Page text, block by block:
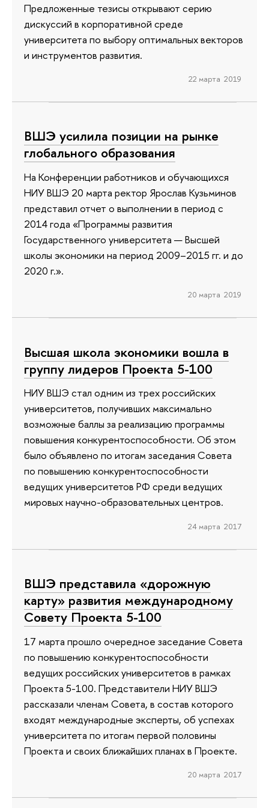
Предложенные тезисы открывают серию
дискуссий в корпоративной среде
университета по выбору оптимальных векторов
и инструментов развития.
22 марта 2019
ВШЭ усилила позиции на рынке
глобального образования
На Конференции работников и обучающихся
НИУ ВШЭ 20 марта ректор Ярослав Кузьминов
представил отчет о выполнении в период с
2014 года «Программы развития
Государственного университета — Высшей
школы экономики на период 2009–2015 гг. и до
2020 г.».
20 марта 2019
Высшая школа экономики вошла в
группу лидеров Проекта 5-100
НИУ ВШЭ стал одним из трех российских
университетов, получивших максимально
возможные баллы за реализацию программы
повышения конкурентоспособности. Об этом
было объявлено по итогам заседания Совета
по повышению конкурентоспособности
ведущих университетов РФ среди ведущих
мировых научно-образовательных центров.
24 марта 2017
ВШЭ представила «дорожную
карту» развития международному
Совету Проекта 5-100
17 марта прошло очередное заседание Совета
по повышению конкурентоспособности
ведущих российских университетов в рамках
Проекта 5-100. Представители НИУ ВШЭ
рассказали членам Совета, в состав которого
входят международные эксперты, об успехах
университета по итогам первой половины
Проекта и своих ближайших планах в Проекте.
20 марта 2017